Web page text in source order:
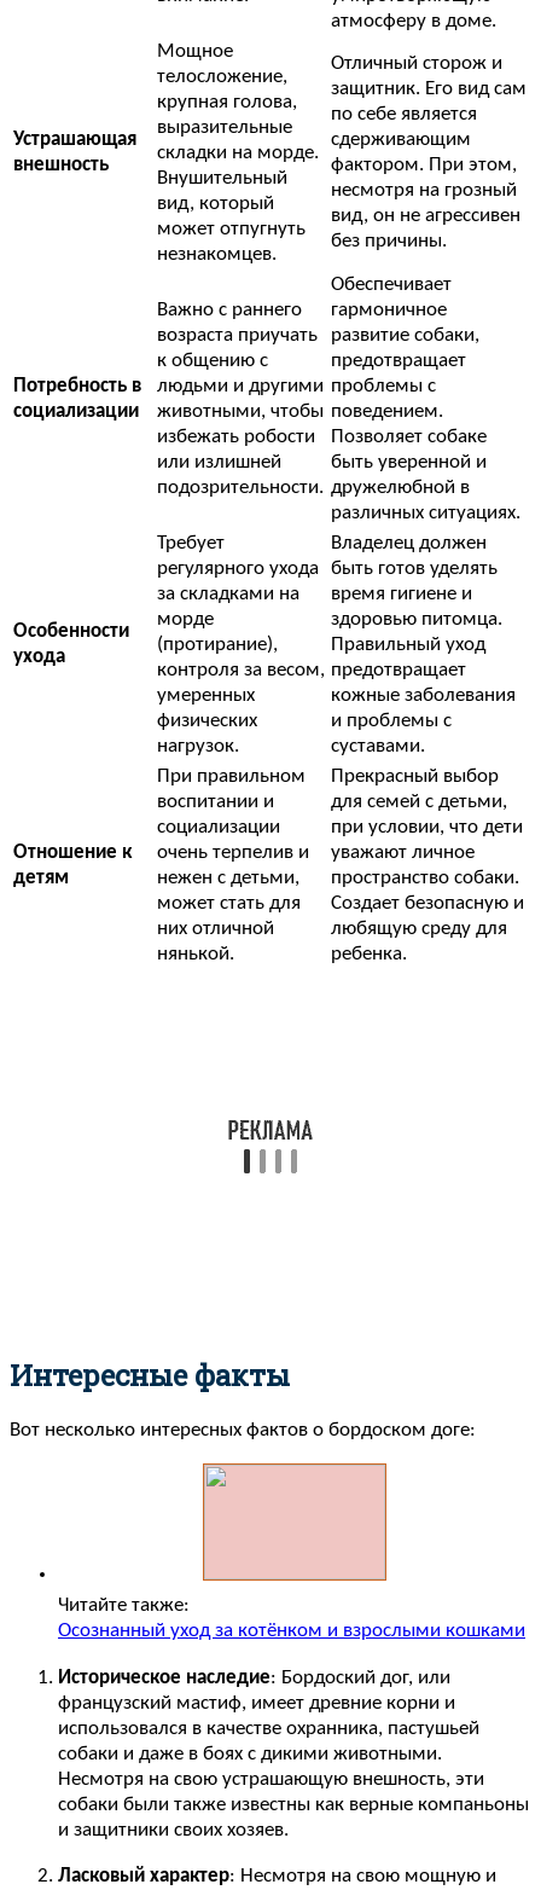
атмосферу в доме.
Устрашающая
внешность
Мощное
телосложение,
крупная голова,
выразительные
складки на морде.
Внушительный
вид, который
может отпугнуть
незнакомцев.
Отличный сторож и
защитник. Его вид сам
по себе является
сдерживающим
фактором. При этом,
несмотря на грозный
вид, он не агрессивен
без причины.
Потребность в
социализации
Важно с раннего
возраста приучать
к общению с
людьми и другими
животными, чтобы
избежать робости
или излишней
подозрительности.
Обеспечивает
гармоничное
развитие собаки,
предотвращает
проблемы с
поведением.
Позволяет собаке
быть уверенной и
дружелюбной в
различных ситуациях.
Особенности
ухода
Требует
регулярного ухода
за складками на
морде
(протирание),
контроля за весом,
умеренных
физических
нагрузок.
Владелец должен
быть готов уделять
время гигиене и
здоровью питомца.
Правильный уход
предотвращает
кожные заболевания
и проблемы с
суставами.
Отношение к
детям
При правильном
воспитании и
социализации
очень терпелив и
нежен с детьми,
может стать для
них отличной
нянькой.
Прекрасный выбор
для семей с детьми,
при условии, что дети
уважают личное
пространство собаки.
Создает безопасную и
любящую среду для
ребенка.
Интересные факты
Вот несколько интересных фактов о бордоском доге:
Читайте также:
Осознанный уход за котёнком и взрослыми кошками
Историческое наследие: Бордоский дог, или
французский мастиф, имеет древние корни и
использовался в качестве охранника, пастушьей
собаки и даже в боях с дикими животными.
Несмотря на свою устрашающую внешность, эти
собаки были также известны как верные компаньоны
и защитники своих хозяев.
Ласковый характер: Несмотря на свою мощную и